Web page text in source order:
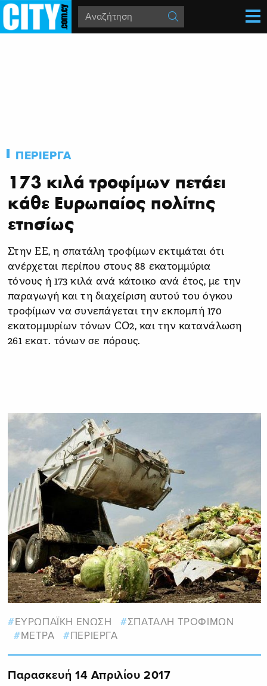
ΠΕΡΙΕΡΓΑ
173 κιλά τροφίμων πετάει
κάθε Ευρωπαίος πολίτης
ετησίως
Στην ΕΕ, η σπατάλη τροφίμων εκτιμάται ότι
ανέρχεται περίπου στους 88 εκατομμύρια
τόνους ή 173 κιλά ανά κάτοικο ανά έτος, με την
παραγωγή και τη διαχείριση αυτού του όγκου
τροφίμων να συνεπάγεται την εκπομπή 170
εκατομμυρίων τόνων CO2, και την κατανάλωση
261 εκατ. τόνων σε πόρους.
ΕΥΡΩΠΑΪΚΗ ΕΝΩΣΗ
ΣΠΑΤΑΛΗ ΤΡΟΦΙΜΩΝ
ΜΕΤΡΑ
ΠΕΡΙΕΡΓΑ
Παρασκευή 14 Απριλίου 2017